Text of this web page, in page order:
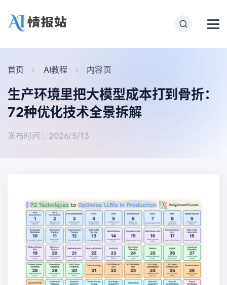
首页 AI教程 内容页
生产环境里把大模型成本打到骨折：
72种优化技术全景拆解
发布时间：2026/5/13